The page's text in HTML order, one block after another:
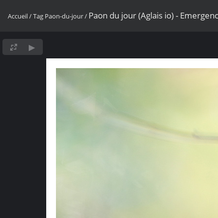
Accueil/Tag Paon-du-jour/ Paon du jour (Aglais io) -